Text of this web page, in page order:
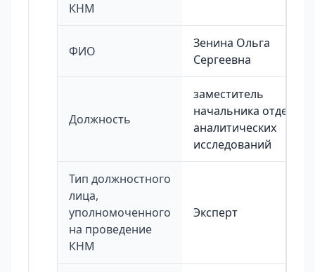
КНМ
ФИО
Зенина Ольга
Сергеевна
Должность
заместитель
начальника отдела
аналитических
исследований
Тип должностного
лица,
уполномоченного
на проведение
КНМ
Эксперт